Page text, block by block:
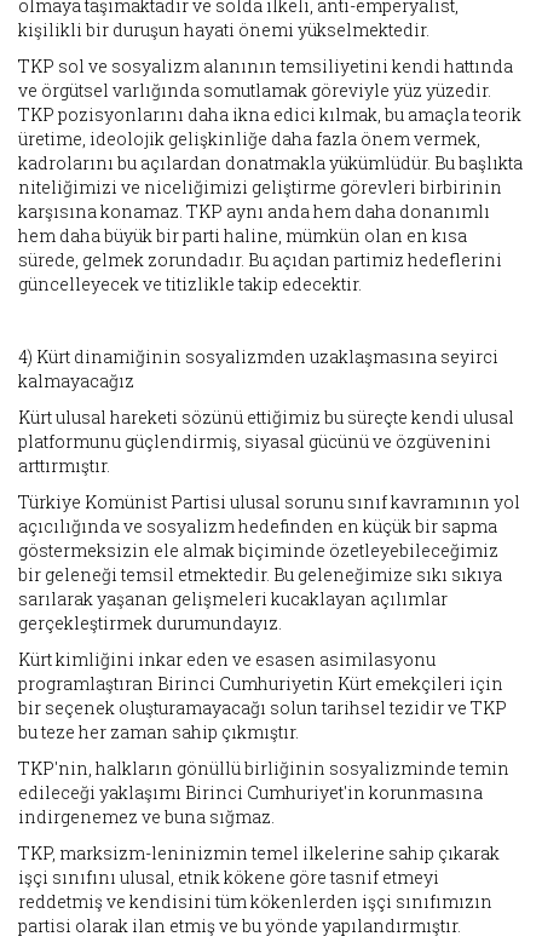
olmaya taşımaktadır ve solda ilkeli, anti-emperyalist,
kişilikli bir duruşun hayati önemi yükselmektedir.
TKP sol ve sosyalizm alanının temsiliyetini kendi hattında
ve örgütsel varlığında somutlamak göreviyle yüz yüzedir.
TKP pozisyonlarını daha ikna edici kılmak, bu amaçla teorik
üretime, ideolojik gelişkinliğe daha fazla önem vermek,
kadrolarını bu açılardan donatmakla yükümlüdür. Bu başlıkta
niteliğimizi ve niceliğimizi geliştirme görevleri birbirinin
karşısına konamaz. TKP aynı anda hem daha donanımlı
hem daha büyük bir parti haline, mümkün olan en kısa
sürede, gelmek zorundadır. Bu açıdan partimiz hedeflerini
güncelleyecek ve titizlikle takip edecektir.
4) Kürt dinamiğinin sosyalizmden uzaklaşmasına seyirci
kalmayacağız
Kürt ulusal hareketi sözünü ettiğimiz bu süreçte kendi ulusal
platformunu güçlendirmiş, siyasal gücünü ve özgüvenini
arttırmıştır.
Türkiye Komünist Partisi ulusal sorunu sınıf kavramının yol
açıcılığında ve sosyalizm hedefinden en küçük bir sapma
göstermeksizin ele almak biçiminde özetleyebileceğimiz
bir geleneği temsil etmektedir. Bu geleneğimize sıkı sıkıya
sarılarak yaşanan gelişmeleri kucaklayan açılımlar
gerçekleştirmek durumundayız.
Kürt kimliğini inkar eden ve esasen asimilasyonu
programlaştıran Birinci Cumhuriyetin Kürt emekçileri için
bir seçenek oluşturamayacağı solun tarihsel tezidir ve TKP
bu teze her zaman sahip çıkmıştır.
TKP'nin, halkların gönüllü birliğinin sosyalizminde temin
edileceği yaklaşımı Birinci Cumhuriyet'in korunmasına
indirgenemez ve buna sığmaz.
TKP, marksizm-leninizmin temel ilkelerine sahip çıkarak
işçi sınıfını ulusal, etnik kökene göre tasnif etmeyi
reddetmiş ve kendisini tüm kökenlerden işçi sınıfımızın
partisi olarak ilan etmiş ve bu yönde yapılandırmıştır.